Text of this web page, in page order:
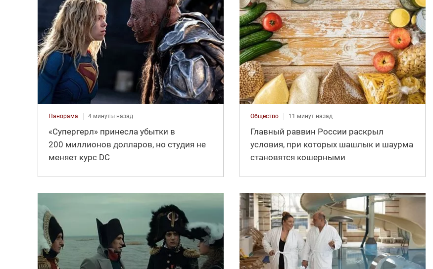
Панорама 4 минуты назад
«Супергерл» принесла убытки в
200 миллионов долларов, но студия не
меняет курс DC
Общество 11 минут назад
Главный раввин России раскрыл
условия, при которых шашлык и шаурма
становятся кошерными